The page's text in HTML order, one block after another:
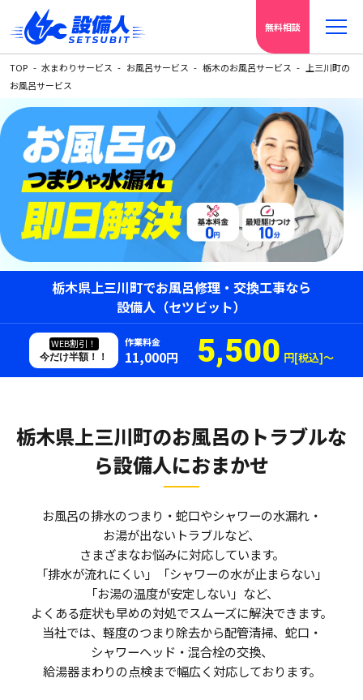
無料相談
TOP 水まわりサービス お風呂サービス 栃木のお風呂サービス
上三川町の
お風呂サービス
栃木県上三川町でお風呂修理・交換工事なら
設備人（セツビット）
WEB割引！
今だけ半額！！
作業料金
11,000円 5,500 円[税込]〜
栃木県上三川町のお風呂のトラブルな
ら設備人におまかせ
お風呂の排水のつまり・蛇口やシャワーの水漏れ・
お湯が出ないトラブルなど、
さまざまなお悩みに対応しています。
「排水が流れにくい」「シャワーの水が止まらない」
「お湯の温度が安定しない」など、
よくある症状も早めの対処でスムーズに解決できます。
当社では、軽度のつまり除去から配管清掃、蛇口・
シャワーヘッド・混合栓の交換、
給湯器まわりの点検まで幅広く対応しております。